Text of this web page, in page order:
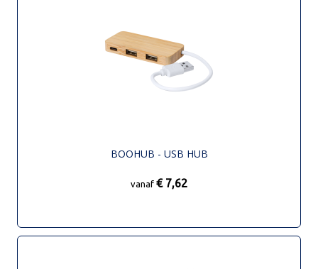
BOOHUB - USB HUB
vanaf € 7,62